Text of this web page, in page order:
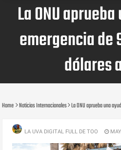
La ONU
emergencia de
dólares
Home Noticias Internacionales La ONU aprueba una
LA UVA DIGITAL FULL DE TOO